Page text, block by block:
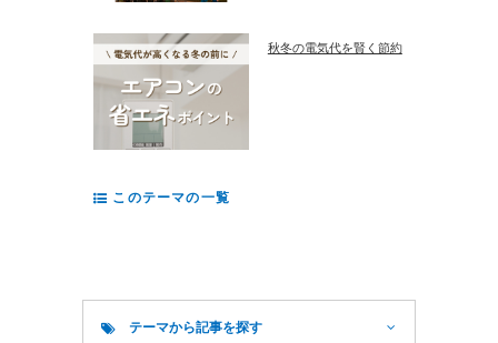
秋冬の電気代を賢く節約
このテーマの一覧
テーマから記事を探す